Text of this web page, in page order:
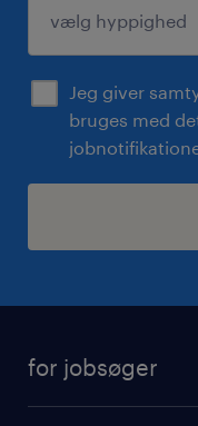
Jeg giver
bruges med
for jobsøger